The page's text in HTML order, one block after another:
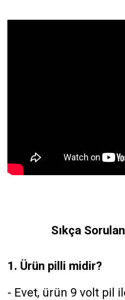
Sıkça
1. Ürün pilli midir?
- Evet, ürün 9 volt pil